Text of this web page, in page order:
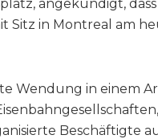
angekündigt,
Sitz in Montreal am
Wendung in einem
Beschäftigte